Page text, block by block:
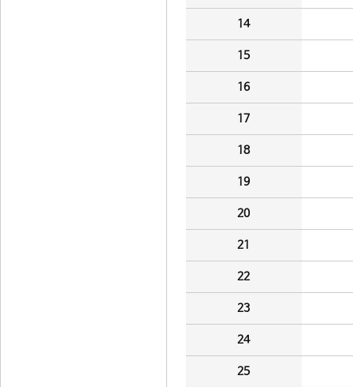
14
15
16
17
18
19
20
21
22
23
24
25